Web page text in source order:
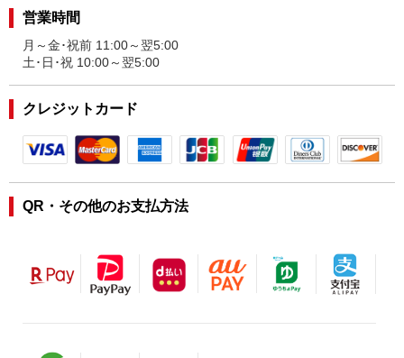
営業時間
月～金･祝前 11:00～翌5:00
土･日･祝 10:00～翌5:00
クレジットカード
QR・その他のお支払方法